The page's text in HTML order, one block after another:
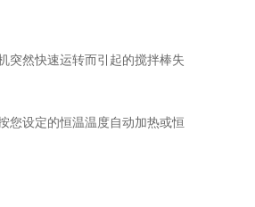
突然快速运转而引起的搅拌棒失
您设定的恒温温度自动加热或恒